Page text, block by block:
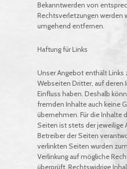
Bekanntwerden von
Rechtsverletzungen werden
umgehend entfernen.
Haftung für Links
Unser Angebot enthält Links
Webseiten Dritter, auf deren
Einfluss haben. Deshalb
fremden Inhalte auch keine
übernehmen. Für die Inhalte
Seiten ist stets der jeweilige
Betreiber der Seiten
verlinkten Seiten wurden
Verlinkung auf mögliche